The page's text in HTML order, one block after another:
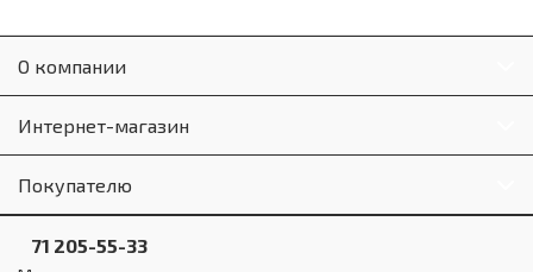
О компании
Интернет-магазин
Покупателю
71 205-55-33